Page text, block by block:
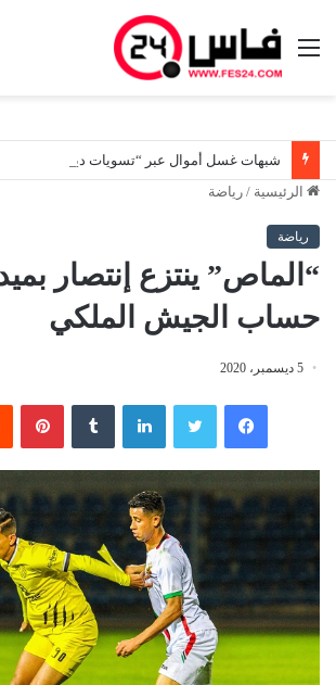
القائمة
الرئيسية / رياضة
رياضة
“الماص” ينتزع إنتصار
حساب الجيش الملكي
5 ديسمبر، 2020
فيسبوك لينكدإن بينتيريست